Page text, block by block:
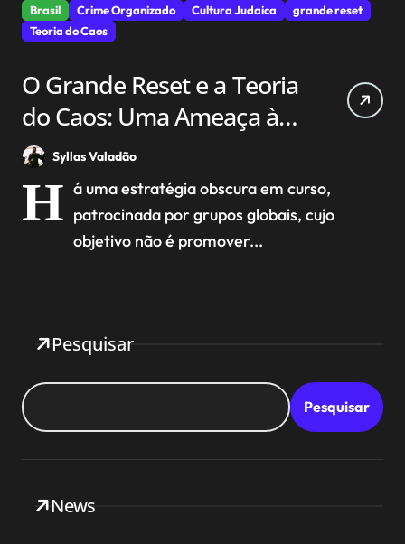
Brasil Crime Organizado Cultura Judaica
grande reset
Teoria do Caos
O Grande Reset e a Teoria
do Caos: Uma Ameaça à
Estabilidade Nacional e
aos Valores Judaico-
Cristãos
Syllas Valadão
H á uma estratégia obscura em curso,
patrocinada por grupos globais, cujo
objetivo não é promover...
Pesquisar
Pesquisar
News